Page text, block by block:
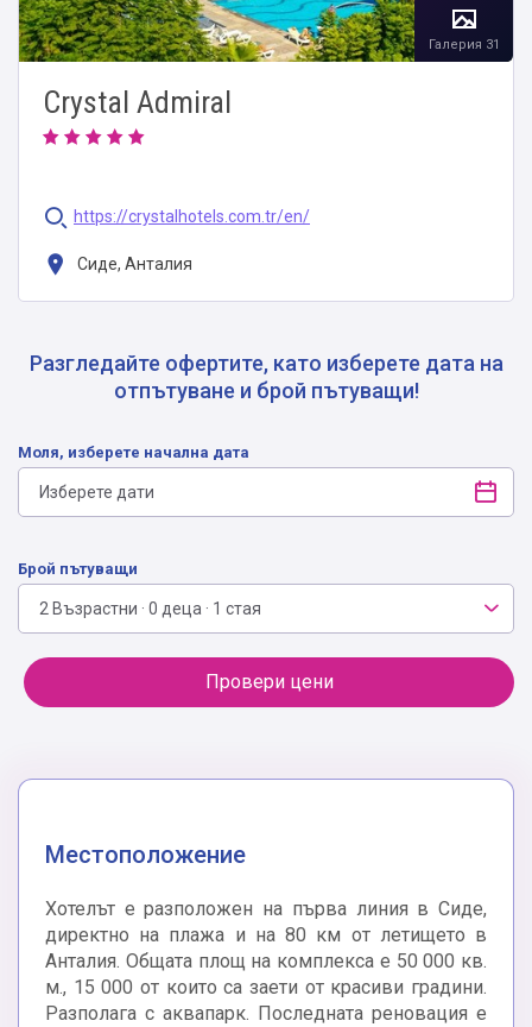
Crystal Admiral
https://crystalhotels.com.tr/en/
Сиде, Анталия
Галерия 31
Разгледайте офертите, като изберете дата на
отпътуване и брой пътуващи!
Моля, изберете начална дата
Брой пътуващи
2 Възрастни · 0 деца · 1 стая
Провери цени
Местоположение
Хотелът е разположен на първа линия в Сиде,
директно на плажа и на 80 км от летището в
Анталия. Общата площ на комплекса е 50 000 кв.
м., 15 000 от които са заети от красиви градини.
Разполага с аквапарк. Последната реновация е